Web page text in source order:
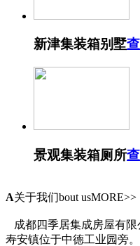
新津集装箱别墅
景观集装箱厕所
A关于我们bout usMORE>>
成都四季居集成房屋有
寿安镇位于中德工业园旁